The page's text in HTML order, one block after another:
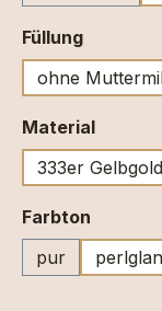
Füllung
ohne
Material
333er Gelbgold
Farbton
pur